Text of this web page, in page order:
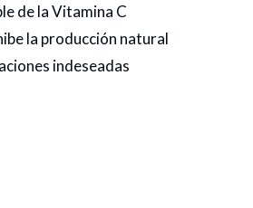
de la Vitamina C
la producción natural
indeseadas